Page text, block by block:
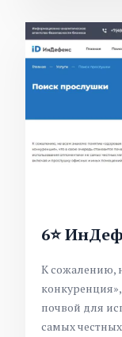
6⭐
К сожалению,
почвой для
самых